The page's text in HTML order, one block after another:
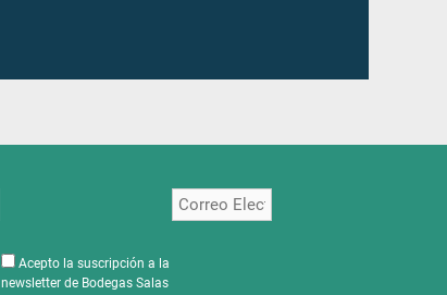
Acepto la suscripción a la
newsletter de Bodegas Salas